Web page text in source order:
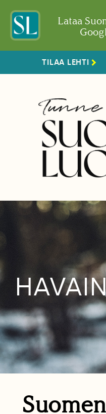
Lataa
TILAA LEHTI